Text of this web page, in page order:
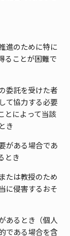
進のために特に
ることが困難で
委託を受けた者
て協力する必要
とによって当該
き
がある場合であ
とき
たは教授のため
に侵害するおそ
あるとき（個人
である場合を含